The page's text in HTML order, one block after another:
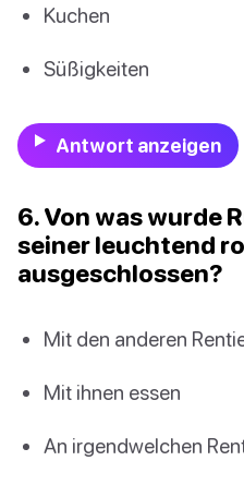
Kuchen
Süßigkeiten
Antwort anzeigen
6. Von was wurde
seiner leuchtend
ausgeschlossen?
Mit den anderen
Mit ihnen essen
An irgendwelchen